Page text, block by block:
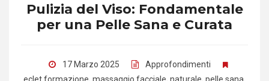
Pulizia del Viso: Fondamentale
per una Pelle Sana e Curata
17 Marzo 2025
Approfondimenti